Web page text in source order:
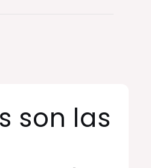
son las